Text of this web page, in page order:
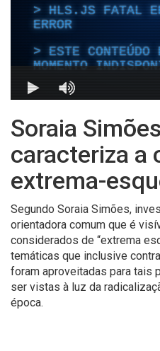
Soraia
caracteriza a
extrema-
Segundo Soraia Simões,
orientadora comum que é
considerados de “extrema
temáticas que inclusive
foram aproveitadas para tais
ser vistas à luz da
época.